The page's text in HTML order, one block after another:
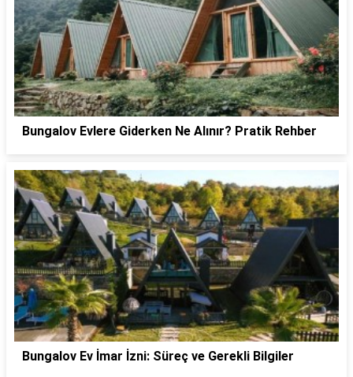
Bungalov Evlere Giderken Ne Alınır? Pratik Rehber
Bungalov Ev İmar İzni: Süreç ve Gerekli Bilgiler